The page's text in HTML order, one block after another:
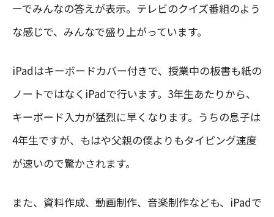
ーでみんなの答えが表示。テレビのクイズ番組のよう
な感じで、みんなで盛り上がっています。
iPadはキーボードカバー付きで、授業中の板書も紙の
ノートではなくiPadで行います。3年生あたりから、
キーボード入力が猛烈に早くなります。うちの息子は
4年生ですが、もはや父親の僕よりもタイピング速度
が速いので驚かされます。
また、資料作成、動画制作、音楽制作なども、iPadで